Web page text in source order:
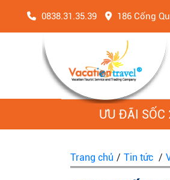
0838.31.35.39 186 Cống
ƯU ĐÃI SỐC
Trang chủ / Tin tức /